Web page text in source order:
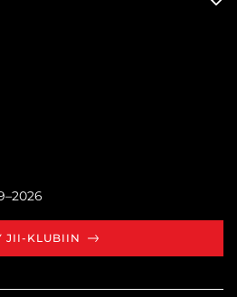
JII-KLUBIIN